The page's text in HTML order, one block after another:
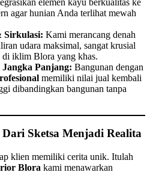
agar hunian Anda terlihat mewah
Sirkulasi: Kami merancang denah
udara maksimal, sangat krusial
di iklim Blora yang khas.
Panjang: Bangunan dengan
memiliki nilai jual kembali
dibandingkan bangunan tanpa
Sketsa Menjadi Realita
klien memiliki cerita unik. Itulah
Blora kami menawarkan